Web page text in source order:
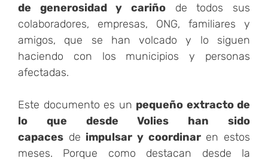
de generosidad y cariño de todos sus
colaboradores, empresas, ONG, familiares y
amigos, que se han volcado y lo siguen
haciendo con los municipios y personas
afectadas.
Este documento es un pequeño extracto de
lo que desde Volies han sido
capaces de impulsar y coordinaren estos
meses. Porque como destacan desde la